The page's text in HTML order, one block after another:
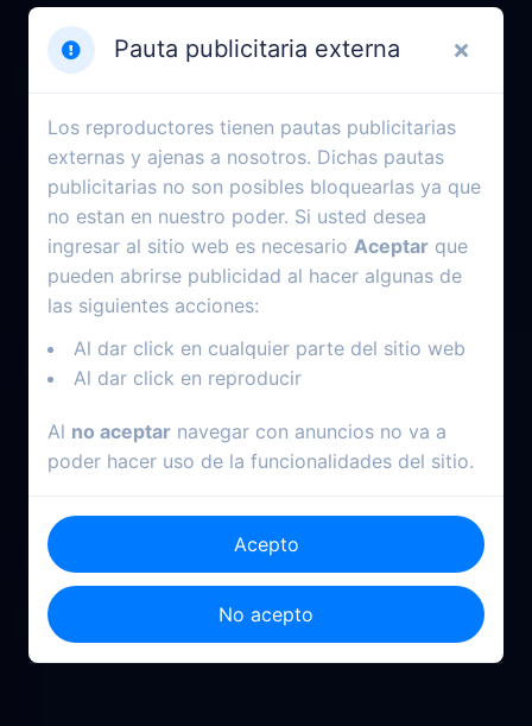
Pauta publicitaria externa
Los reproductores tienen pautas publicitarias
externas y ajenas a nosotros. Dichas pautas
publicitarias no son posibles bloquearlas ya que
no estan en nuestro poder. Si usted desea
ingresar al sitio web es necesario Aceptar que
pueden abrirse publicidad al hacer algunas de
las siguientes acciones:
Al dar click en cualquier parte del sitio web
Al dar click en reproducir
Al no aceptar navegar con anuncios no va a
poder hacer uso de la funcionalidades del sitio.
Acepto
No acepto